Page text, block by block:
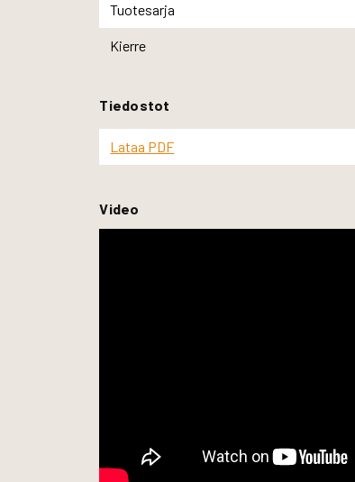
Tuotesarja
Kierre
Tiedostot
Lataa PDF
Video